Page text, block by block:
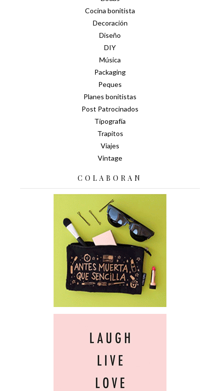
Cocina bonitista
Decoración
Diseño
DIY
Música
Packaging
Peques
Planes bonitistas
Post Patrocinados
Tipografía
Trapitos
Viajes
Vintage
COLABORAN